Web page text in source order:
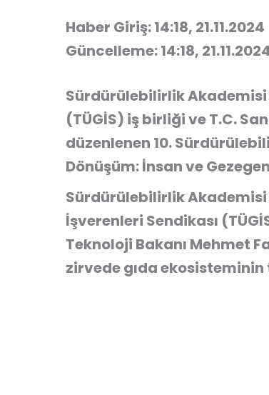
Haber Giriş: 14:18, 21.11.2024
Güncelleme: 14:18,
Sürdürülebilirlik Akademisi
(TÜGİS) iş birliği ve T.C.
düzenlenen 10.
Dönüşüm: İnsan ve
Sürdürülebilirlik Akademisi
İşverenleri Sendikası
Teknoloji Bakanı Mehmet
zirvede gıda